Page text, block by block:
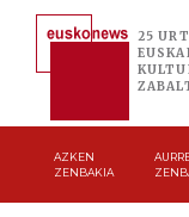
25
AZKEN
ZENBAKIA